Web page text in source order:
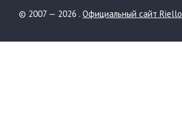
© 2007 — 2026 .Официальный сайт Riello